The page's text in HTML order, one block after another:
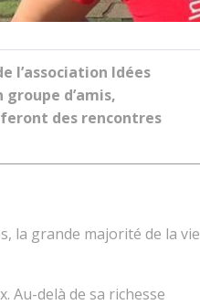
l’association Idées
d’amis,
des rencontres
la grande majorité de la vie
Au-delà de sa richesse